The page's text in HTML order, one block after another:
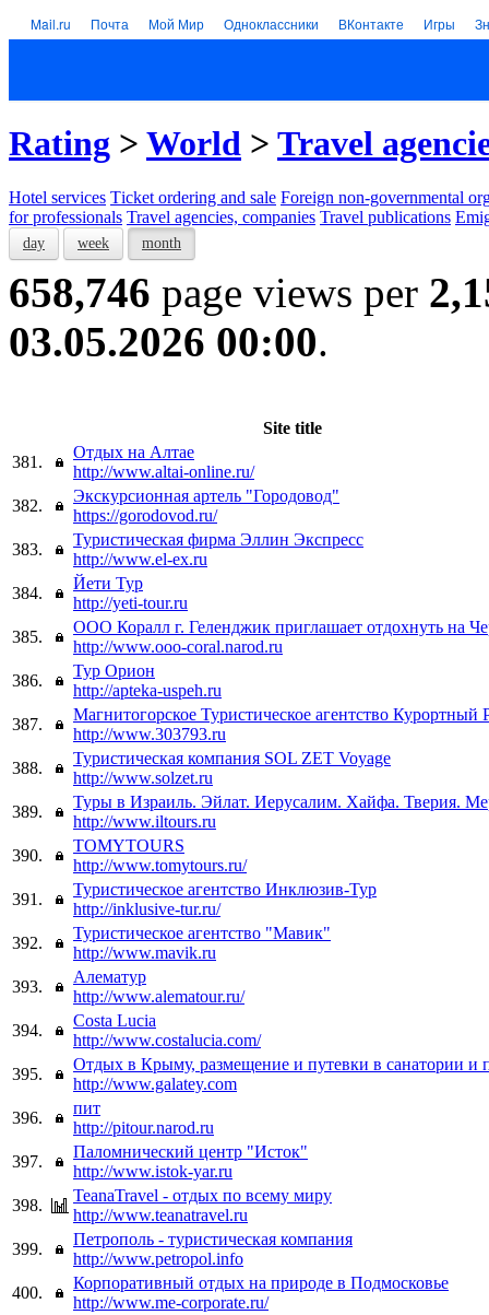
Mail.ru Почта Мой Мир Одноклассники ВКонтакте Игры
Rating > World > Travel
Hotel services Тicket ordering and sale Foreign non-governmental
for professionals Travel agencies, companies Travel publications
day week month
658,746 page views per
03.05.2026 00:00.
Site title
381.
Отдых на Алтае
http://www.altai-online.ru/
382.
Экскурсионная артель "Городовод"
https://gorodovod.ru/
383.
Туристическая фирма Эллин Экспресс
http://www.el-ex.ru
384.
Йети Тур
http://yeti-tour.ru
385.
ООО Коралл г. Геленджик приглашает отдохнуть на
http://www.ooo-coral.narod.ru
386.
Тур Орион
http://apteka-uspeh.ru
387.
Магнитогорское Туристическое агентство Курортный
http://www.303793.ru
388.
Туристическая компания SOL ZET Voyage
http://www.solzet.ru
389.
Туры в Израиль. Эйлат. Иерусалим. Хайфа. Тверия.
http://www.iltours.ru
390.
TOMYTOURS
http://www.tomytours.ru/
391.
Туристическое агентство Инклюзив-Тур
http://inklusive-tur.ru/
392.
Туристическое агентство "Мавик"
http://www.mavik.ru
393.
Алематур
http://www.alematour.ru/
394.
Сosta Lucia
http://www.costalucia.com/
395.
Отдых в Крыму, размещение и путевки в санатории и
http://www.galatey.com
396.
пит
http://pitour.narod.ru
397.
Паломнический центр "Исток"
http://www.istok-yar.ru
398.
TeanaTravel - отдых по всему миру
http://www.teanatravel.ru
399.
Петрополь - туристическая компания
http://www.petropol.info
400.
Корпоративный отдых на природе в Подмосковье
http://www.me-corporate.ru/